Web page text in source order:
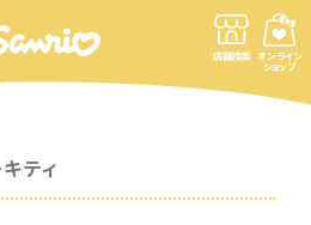
店舗検索 オンライン
ショップ
ティ